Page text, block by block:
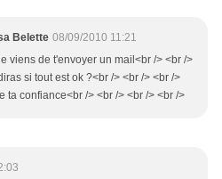
Belette 08/09/2010 11:21
viens de t'envoyer un mail<br /> <br />
si tout est ok ?<br /> <br /> <br />
ta confiance<br /> <br /> <br /> <br />